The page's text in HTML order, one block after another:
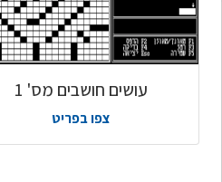
עושים חושבים מס' 1
צפו בפריט